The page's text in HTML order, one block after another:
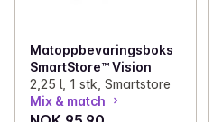
Matoppbevaringsboks
SmartStore™ Vision
2,25 l, 1 stk, Smartstore
Mix & match